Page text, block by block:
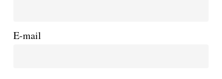
E-mail